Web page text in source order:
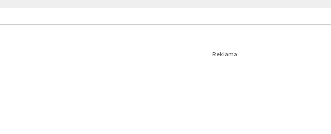
Reklama